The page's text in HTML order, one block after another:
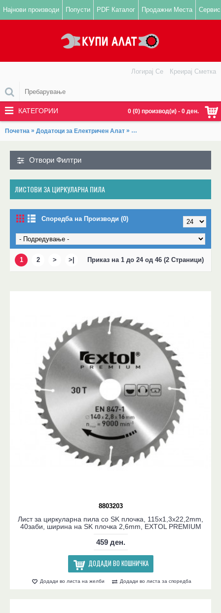
Најнови производи Попусти PDF Каталог Продажни Места Сервис
0 (0) производ(и) - 0 ден.
Логирај Се Креирај Сметка
КАТЕГОРИИ
Почетна » Додатоци за Електричен Алат » Резни и Брусни плочи,
Отвори Филтри
ЛИСТОВИ ЗА ЦИРКУЛАРНА ПИЛА
Споредба на Производи (0)
1 2 > >| Приказ на 1 до 24 од 46 (2 Страници)
8803203
Лист за циркуларна пила со SK плочка, 115x1,3x22,2mm,
40заби, ширина на SK плочка 2,6mm, EXTOL PREMIUM
459 ден.
ДОДАДИ ВО КОШНИЧКА
Додади во листа на желби Додади во листа за споредба